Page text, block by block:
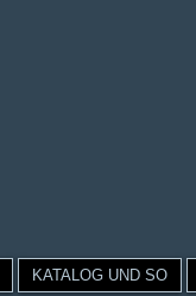
KATALOG UND SO